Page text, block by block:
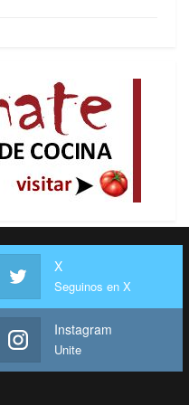
Muchos
en 2009, en
logró el 22 por
en Finlandia,
y la derecha
de los
el gobierno
elecciones
de la extrema
de los votos y
política del país; en
del partido
el 5,8 por ciento de
legislativas y entró
X
Seguinos en X
Instagram
Unite